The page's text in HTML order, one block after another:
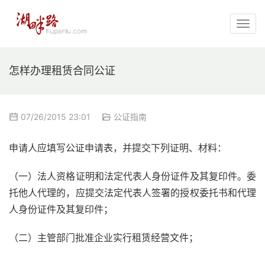
怎样办理租赁合同公证
07/26/2015 23:01 公证指南
申请人应填写公证申请表，并提交下列证明、材料：
（一）法人资格证明和法定代表人身份证件及其复印件。委
托他人代理的，应提交法定代表人签署的授权委托书和代理
人身份证件及其复印件；
（二）主管部门批准企业实行租赁经营文件；